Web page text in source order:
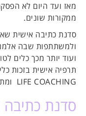
מאז ועד היום לא
ממקורות שונים.
סדנת כתיבה אישית
ולמשתתפות שבה
ועוד יותר מכך כלים
תרפיה אישית בזכות
LIFE COACHING ומתחום המיינדפולנס.
סדנת